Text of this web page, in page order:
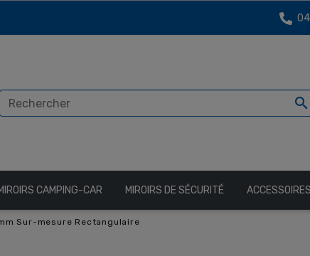

CAMPING-CAR MIROIRS DE SÉCURITÉ ACCESSOIRES
Sur-mesure Rectangulaire